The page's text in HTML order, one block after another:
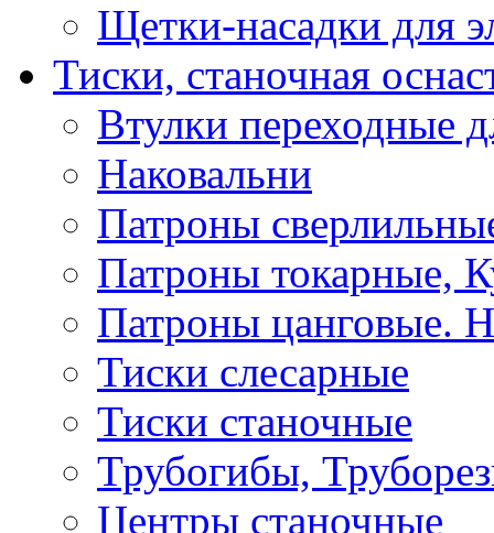
Щетки-насадки для
Тиски, станочная
Втулки переходные
Наковальни
Патроны
Патроны токарные,
Патроны цанговые.
Тиски слесарные
Тиски станочные
Трубогибы,
Центры станочные